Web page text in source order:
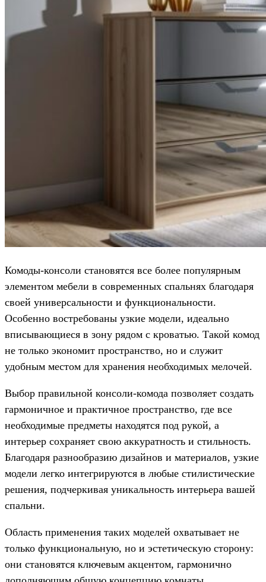
Комоды-консоли становятся все более популярным
элементом мебели в современных спальнях благодаря
своей универсальности и функциональности.
Особенно востребованы узкие модели, идеально
вписывающиеся в зону рядом с кроватью. Такой комод
не только экономит пространство, но и служит
удобным местом для хранения необходимых мелочей.
Выбор правильной консоли-комода позволяет создать
гармоничное и практичное пространство, где все
необходимые предметы находятся под рукой, а
интерьер сохраняет свою аккуратность и стильность.
Благодаря разнообразию дизайнов и материалов, узкие
модели легко интегрируются в любые стилистические
решения, подчеркивая уникальность интерьера вашей
спальни.
Область применения таких моделей охватывает не
только функциональную, но и эстетическую сторону:
они становятся ключевым акцентом, гармонично